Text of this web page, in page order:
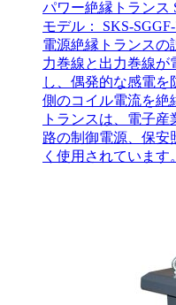
パワー絶縁トランス
モデル： SKS-
電源絶縁トランスの
力巻線と出力巻線が
し、偶発的な感電
側のコイル電流を絶
トランスは、電子
路の制御電源、保安
く使用されています。